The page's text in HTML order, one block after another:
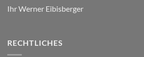
Ihr Werner Eibisberger
RECHTLICHES